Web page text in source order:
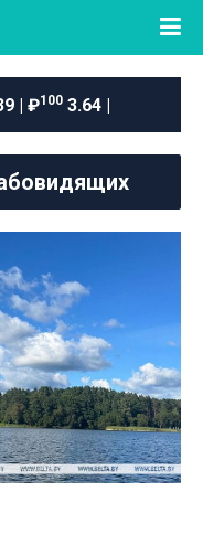
| ₽100 3.64 |